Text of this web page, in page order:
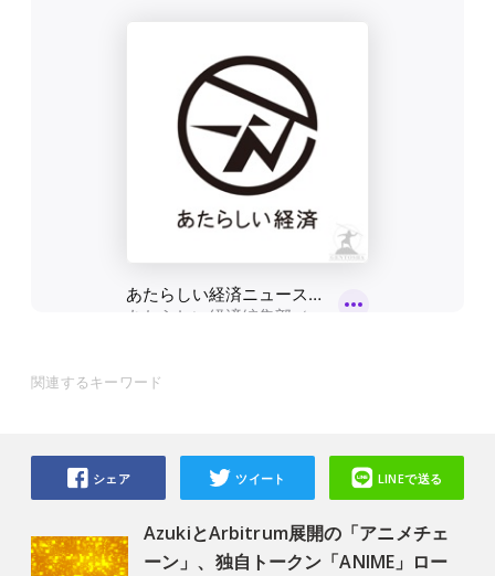
関連するキーワード
AzukiとArbitrum展開の「アニメチェ
ーン」、独自トークン「ANIME」ロー
シェア ツイート LINEで送る